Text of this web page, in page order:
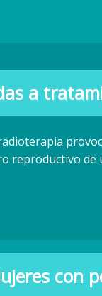
a
reproductivo
con